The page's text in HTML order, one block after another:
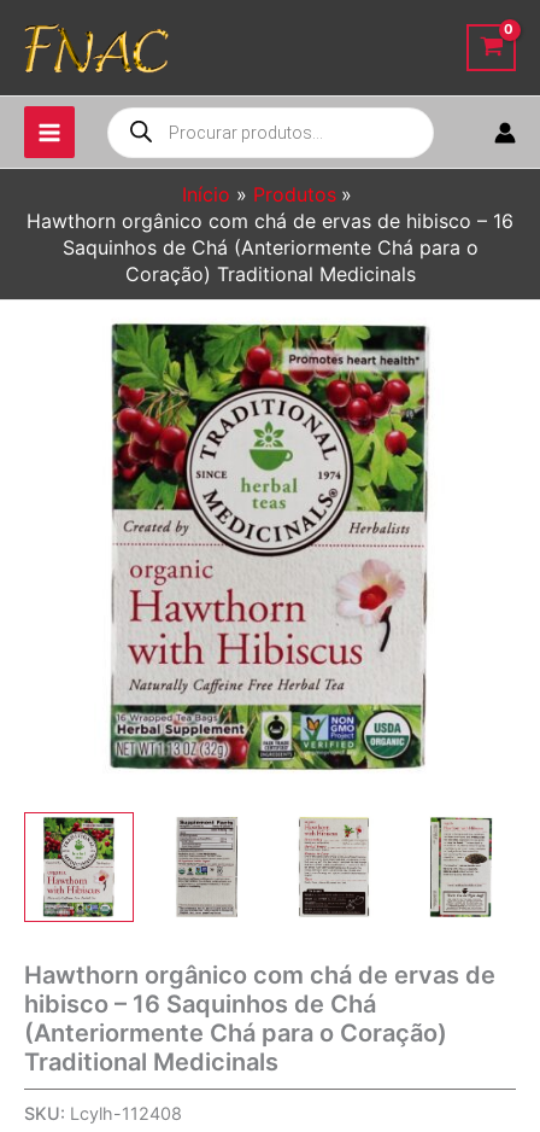
para
conteúdo
Pesquisar
produtos
Início
Produtos
Hawthorn orgânico com chá de ervas de hibisco – 16
Saquinhos de Chá (Anteriormente Chá para o
Coração) Traditional Medicinals
Hawthorn orgânico com chá de ervas de
hibisco – 16 Saquinhos de Chá
(Anteriormente Chá para o Coração)
Traditional Medicinals
SKU: Lcylh-112408